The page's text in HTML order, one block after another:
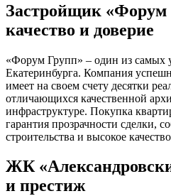
Застройщик «Форум
качество и доверие
«Форум Групп» – один из самых
Екатеринбурга. Компания
имеет на своем счету десятки
отличающихся качественной
инфраструктуре. Покупка
гарантия прозрачности сделки,
строительства и высокое
ЖК
и престиж